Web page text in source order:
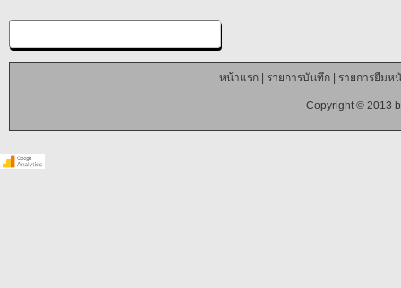
หน้าแรก| รายการบันทึก| รายการยืมห
Copyright © 2013